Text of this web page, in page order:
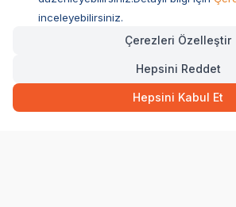
799,00TL
Müşteri Hizmetleri
Sıkça Sorulan
Ovacık Mah. Hacıoğlu Sok. No:13 Başiskele
Müşteri Destek Hattı
inceleyebilirsiniz.
Çerezleri Özelleştir
Hepsini Reddet
Hepsini Kabul Et